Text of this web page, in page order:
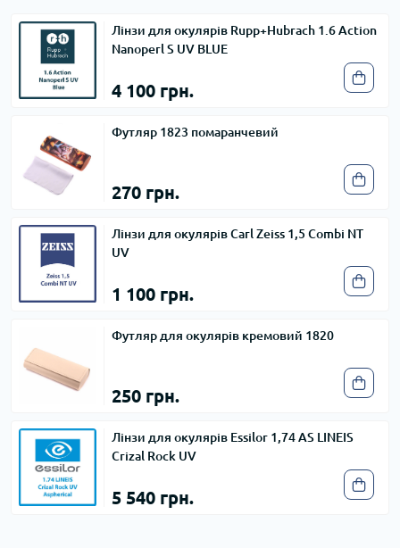
Лінзи для окулярів Rupp+Hubrach 1.6 Action
Nanoperl S UV BLUE
4 100 грн.
Футляр 1823 помаранчевий
270 грн.
Лінзи для окулярів Carl Zeiss 1,5 Combi NT
UV
1 100 грн.
Футляр для окулярів кремовий 1820
250 грн.
Лінзи для окулярів Essilor 1,74 AS LINEIS
Crizal Rock UV
5 540 грн.